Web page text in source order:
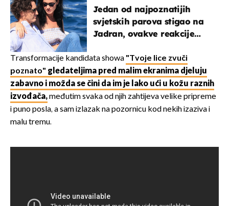
Jedan od najpoznatijih
svjetskih parova stigao na
Jadran, ovakve reakcije
Transformacije kandidata showa "Tvoje lice zvuči
poznato" gledateljima pred malim ekranima djeluju
zabavno i možda se čini da im je lako ući u kožu raznih
izvođača,međutim svaka od njih zahtijeva velike pripreme
i puno posla, a sam izlazak na pozornicu kod nekih izaziva i
malu tremu.